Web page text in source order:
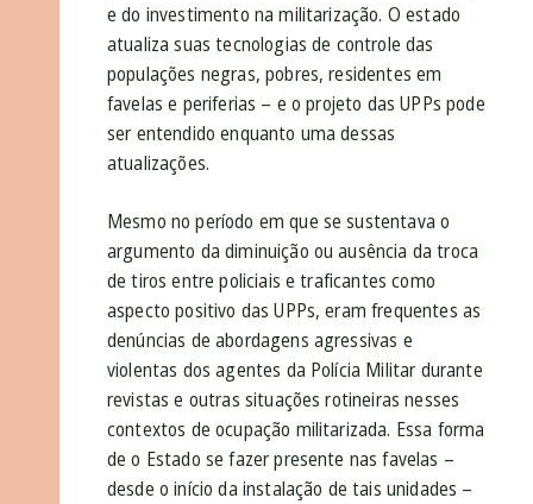
e do investimento na militarização. O estado
atualiza suas tecnologias de controle das
populações negras, pobres, residentes em
favelas e periferias – e o projeto das UPPs pode
ser entendido enquanto uma dessas
atualizações.
Mesmo no período em que se sustentava o
argumento da diminuição ou ausência da troca
de tiros entre policiais e traficantes como
aspecto positivo das UPPs, eram frequentes as
denúncias de abordagens agressivas e
violentas dos agentes da Polícia Militar durante
revistas e outras situações rotineiras nesses
contextos de ocupação militarizada. Essa forma
de o Estado se fazer presente nas favelas –
desde o início da instalação de tais unidades –